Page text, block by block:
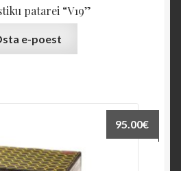
patarei “V19”
e-poest
95.00€